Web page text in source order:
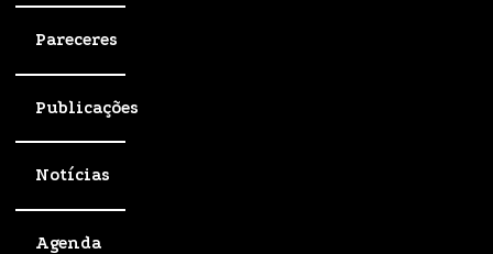
Pareceres
Publicações
Notícias
Agenda